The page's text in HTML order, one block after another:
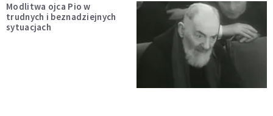
Modlitwa ojca Pio w
trudnych i beznadziejnych
sytuacjach